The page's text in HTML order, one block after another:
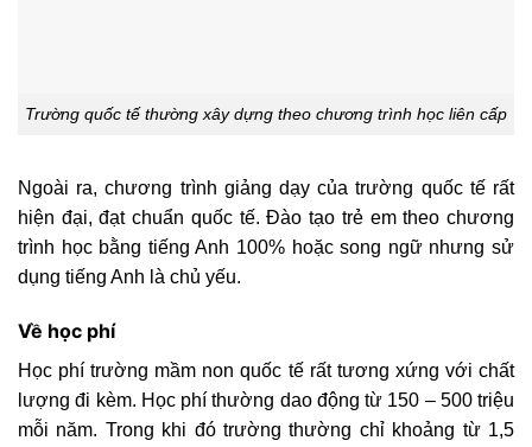
Trường quốc tế thường xây dựng theo chương trình học liên cấp
Ngoài ra, chương trình giảng dạy của trường quốc tế rất
hiện đại, đạt chuẩn quốc tế. Đào tạo trẻ em theo chương
trình học bằng tiếng Anh 100% hoặc song ngữ nhưng sử
dụng tiếng Anh là chủ yếu.
Về học phí
Học phí trường mầm non quốc tế rất tương xứng với chất
lượng đi kèm. Học phí thường dao động từ 150 – 500 triệu
mỗi năm. Trong khi đó trường thường chỉ khoảng từ 1,5